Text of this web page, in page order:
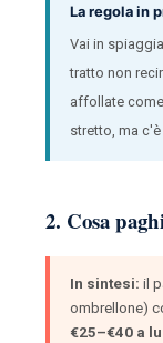
La regola in
Vai in
tratto non
affollate
stretto, ma c'è
2. Cosa
In sintesi: il
ombrellone)
€25–€40 a